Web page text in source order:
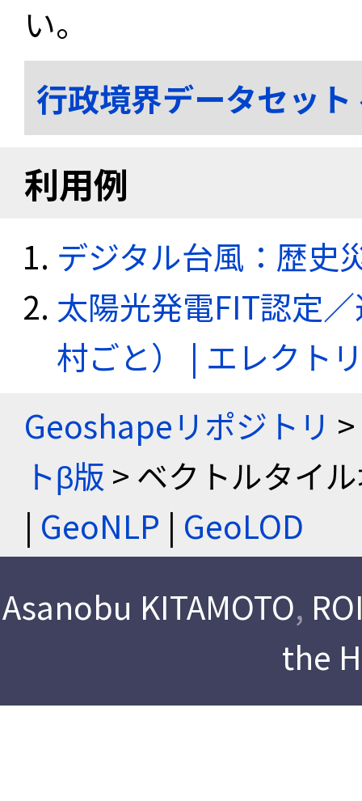
い。
行政境界データセッ
利用例
デジタル台風：歴史
太陽光発電FIT認定
村ごと） | エレクト
Geoshapeリポジトリ >
トβ版 > ベクトルタイ
| GeoNLP | GeoLOD
Asanobu KITAMOTO,
the